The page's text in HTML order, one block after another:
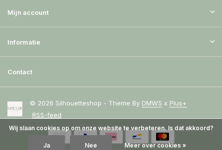
Mijn account
Informatie
Contact
© 2026 Silhouetteshop - Theme By DMWS x Plus+
RSS-feed
Wij slaan cookies op om onze website te verbeteren. Is dat akkoord?
Ja Nee Meer over cookies »